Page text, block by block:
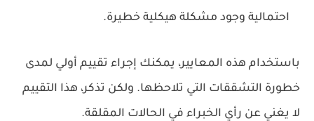
احتمالية وجود مشكلة هيكلية خطيرة.
باستخدام هذه المعايير، يمكنك إجراء تقييم أولي لمدى
خطورة التشققات التي تلاحظها. ولكن تذكر، هذا التقييم
لا يغني عن رأي الخبراء في الحالات المقلقة.